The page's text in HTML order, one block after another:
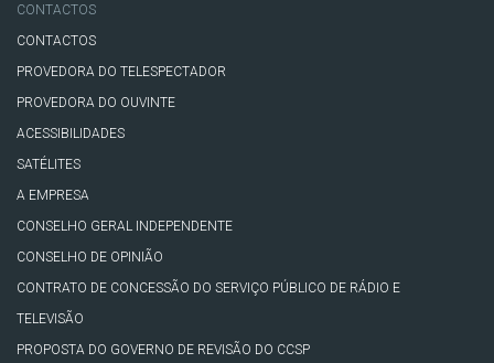
CONTACTOS
CONTACTOS
PROVEDORA DO TELESPECTADOR
PROVEDORA DO OUVINTE
ACESSIBILIDADES
SATÉLITES
A EMPRESA
CONSELHO GERAL INDEPENDENTE
CONSELHO DE OPINIÃO
CONTRATO DE CONCESSÃO DO SERVIÇO PÚBLICO DE RÁDIO E
TELEVISÃO
PROPOSTA DO GOVERNO DE REVISÃO DO CCSP